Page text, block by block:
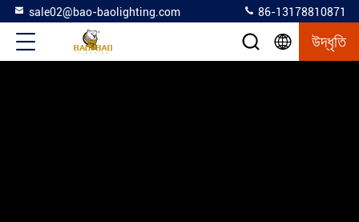
sale02@bao-baolighting.com 86-13178810871
উদ্ধৃতি